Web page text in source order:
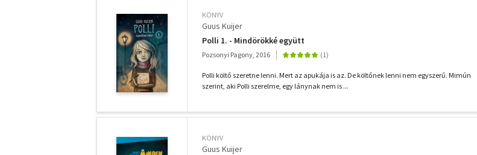
KÖNYV
Guus Kuijer
Polli 1. - Mindörökké együtt
Pozsonyi Pagony, 2016
Polli költő szeretne lenni. Mert az apukája is az. De költőnek lenni nem egyszerű. Mimún
szerint, aki Polli szerelme, egy lánynak nem is ...
KÖNYV
Guus Kuijer